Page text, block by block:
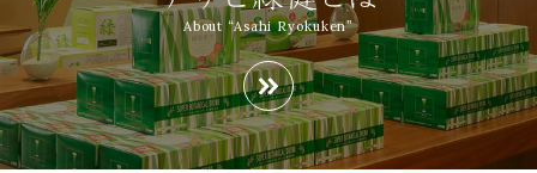
About “Asahi Ryokuken”